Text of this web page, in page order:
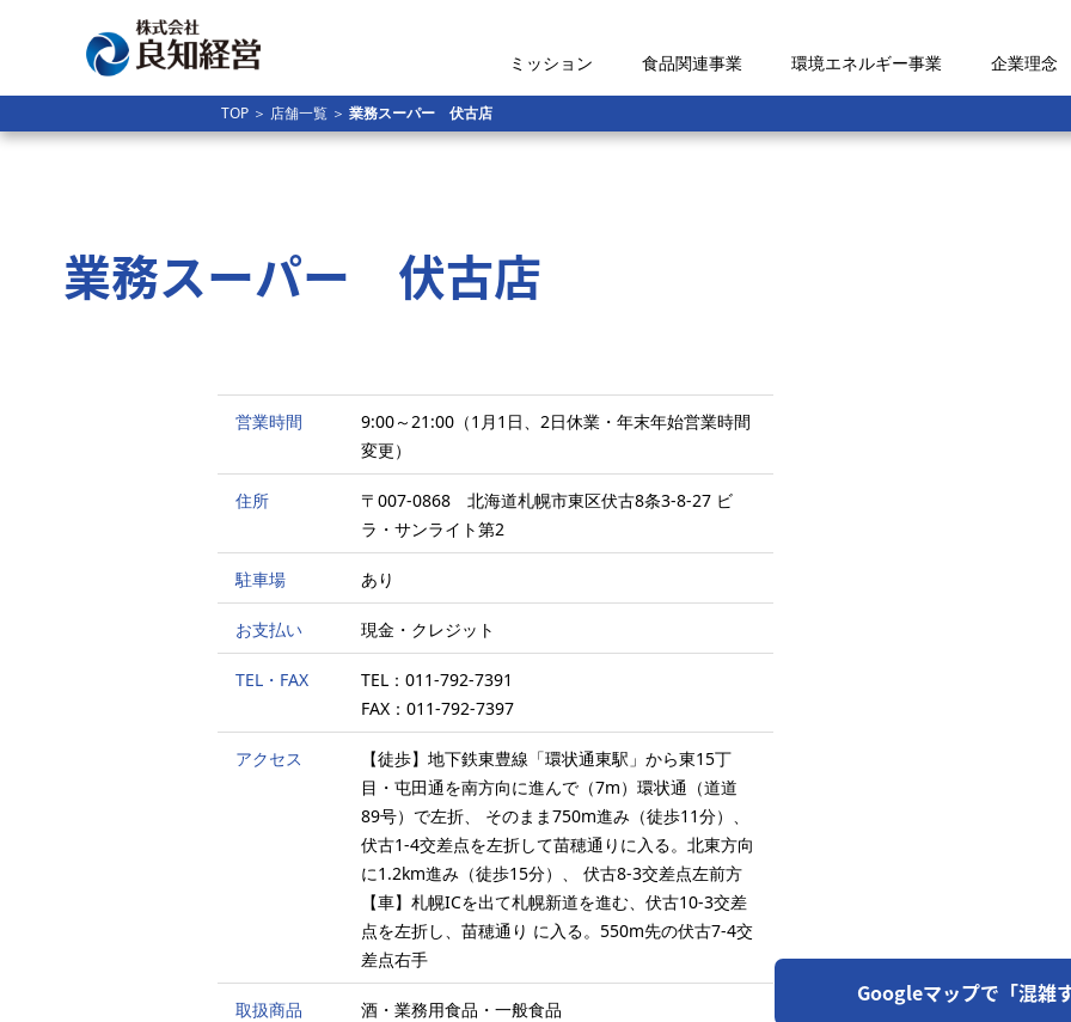
ミッション 食品関連事業 環境エネルギー事業 企業理念
TOP ＞ 店舗一覧 ＞ 業務スーパー 伏古店
業務スーパー 伏古店
営業時間
9:00～21:00（1月1日、2日休業・年末年始営業時間
変更）
住所
〒007-0868 北海道札幌市東区伏古8条3-8-27 ビ
ラ・サンライト第2
駐車場 あり
お支払い 現金・クレジット
TEL・FAX
TEL：011-792-7391
FAX：011-792-7397
アクセス
【徒歩】地下鉄東豊線「環状通東駅」から東15丁
目・屯田通を南方向に進んで（7m）環状通（道道
89号）で左折、 そのまま750m進み（徒歩11分）、
伏古1-4交差点を左折して苗穂通りに入る。北東方向
に1.2km進み（徒歩15分）、 伏古8-3交差点左前方
【車】札幌ICを出て札幌新道を進む、伏古10-3交差
点を左折し、苗穂通り に入る。550m先の伏古7-4交
差点右手
取扱商品 酒・業務用食品・一般食品
Googleマップで「混雑